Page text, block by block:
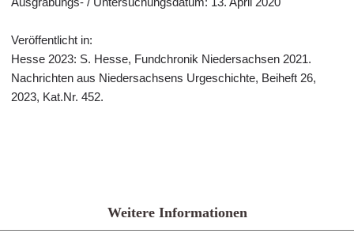
Veröffentlicht in:
Hesse 2023: S. Hesse, Fundchronik Niedersachsen 2021.
Nachrichten aus Niedersachsens Urgeschichte, Beiheft 26,
2023, Kat.Nr. 452.
Weitere Informationen